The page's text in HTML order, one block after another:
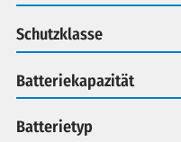
Schutzklasse
Batteriekapazität
Batterietyp